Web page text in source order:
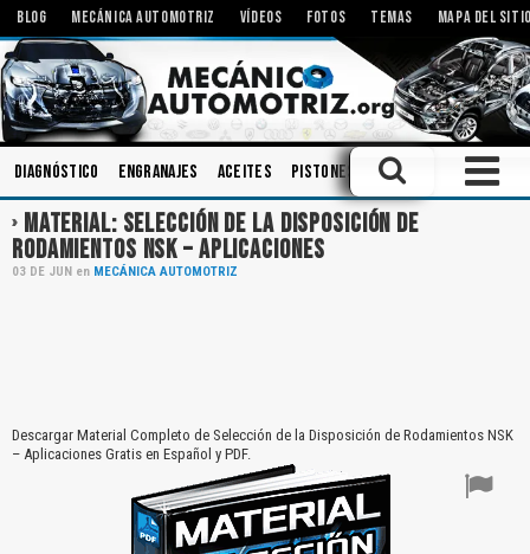
BLOG MECÁNICA AUTOMOTRIZ VÍDEOS FOTOS TEMAS MAPA DEL
Diagnóstico Engranajes Aceites Pistones Ingeniería
MATERIAL: SELECCIÓN DE LA DISPOSICIÓN DE
RODAMIENTOS NSK – APLICACIONES
03 DE JUN en MECÁNICA AUTOMOTRIZ
Descargar Material Completo de Selección de la Disposición de Rodamientos NSK
– Aplicaciones Gratis en Español y PDF.